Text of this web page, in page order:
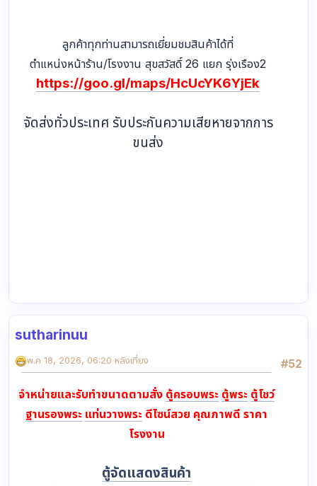
ลูกค้าทุกท่านสามารถเยี่ยมชมสินค้าได้ที่
ตำแหน่งหน้าร้าน/โรงงาน สุขสวัสดิ์ 26 แยก รุ่งเรือง2
https://goo.gl/maps/HcUcYK6YjEk
จัดส่งทั่วประเทศ รับประกันความเสียหายจากการ
ขนส่ง
sutharinuu
#52
พ.ค 18, 2026, 06:20 หลังเที่ยง
จำหน่ายและรับทำขนาดตามสั่ง ตู้ครอบพระ ตู้พระ ตู้โชว์
ฐานรองพระ แท่นวางพระ ดีไซน์สวย คุณภาพดี ราคา
โรงงาน
ตู้จัดแสดงสินค้า